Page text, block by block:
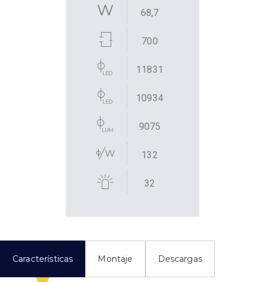
68,7
700
11831
10934
9075
132
32
Características Montaje Descargas